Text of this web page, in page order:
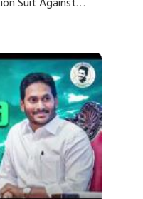
Suit Against